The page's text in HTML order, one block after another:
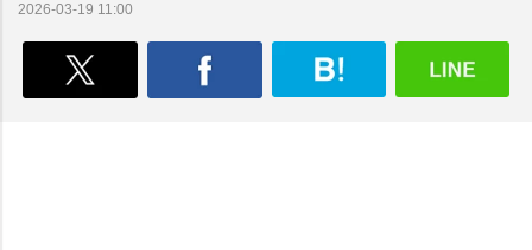
2026-03-19 11:00